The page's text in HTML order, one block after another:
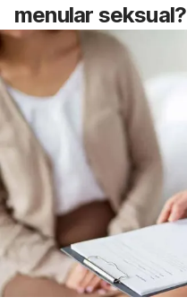
menular seksual?